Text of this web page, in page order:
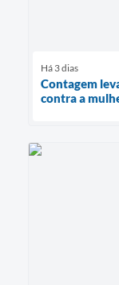
Há 3 dias
Contagem
contra a